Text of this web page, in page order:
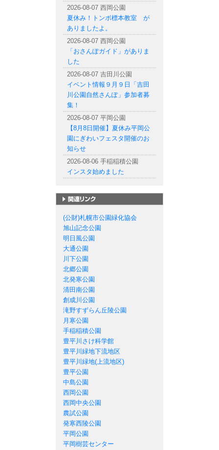
2026-08-07 西岡公園
夏休み！トンボ標本教室 が
ありましたよ。
2026-08-07 西岡公園
「おさんぽガイド」がありま
した
2026-08-07 吉田川公園
イベント情報９月９日「吉田
川公園自然さんぽ」参加者募
集！
2026-08-07 平岡公園
【8月8日開催】夏休み平岡公
園にぎわいフェスタ開催のお
知らせ
2026-08-06 手稲稲積公園
インスタ始めました
(公財)札幌市公園緑化協会
旭山記念公園
明日風公園
大通公園
川下公園
北郷公園
北発寒公園
清田南公園
創成川公園
滝野すずらん丘陵公園
月寒公園
手稲稲積公園
豊平川さけ科学館
豊平川緑地下流地区
豊平川緑地(上流地区)
豊平公園
中島公園
西岡公園
西岡中央公園
農試公園
発寒西陵公園
平岡公園
平岡樹芸センター